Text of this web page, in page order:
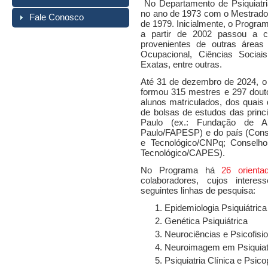
Fale Conosco
No Departamento de
no ano de 1973 com o
de 1979. Inicialmente, o
a partir de 2002 passou a
provenientes de outras
Ocupacional, Ciências
Exatas, entre outras.
Até 31 de dezembro de 2024,
formou 315 mestres e 297
alunos matriculados, dos
de bolsas de estudos das
Paulo (ex.: Fundação de
Paulo/FAPESP) e do país
e Tecnológico/CNPq;
Tecnológico/CAPES).
No Programa há 26
colaboradores, cujos
seguintes linhas de pesquisa:
Epidemiologia Psiquiátrica
Genética Psiquiátrica
Neurociências e
Neuroimagem em
Psiquiatria Clínica e